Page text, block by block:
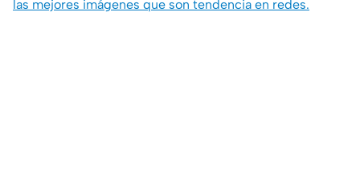
las mejores imágenes que son tendencia en redes.